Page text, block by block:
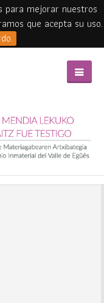
para mejorar nuestros
que acepta su uso.